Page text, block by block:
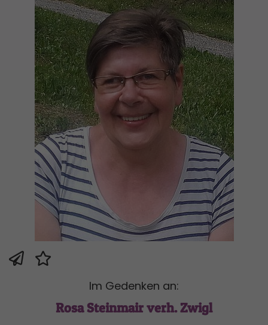
Im Gedenken an:
Rosa Steinmair verh. Zwigl